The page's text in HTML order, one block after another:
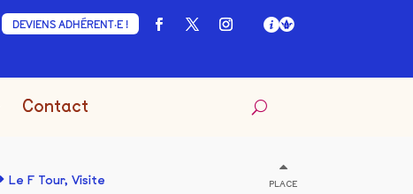
DEVIENS ADHÉRENT·E !
Contact
Le F Tour, Visite
PLACE